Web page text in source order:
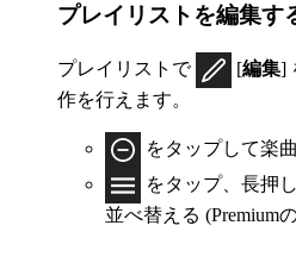
プレイリストを編集す
プレイリストで [編集]
作を行えます。
をタップして楽
をタップ、長押
並べ替える (Premium